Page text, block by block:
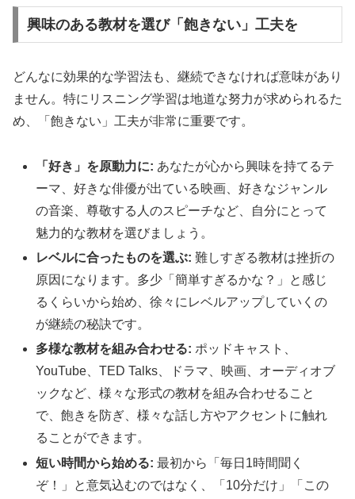
興味のある教材を選び「飽きない」工夫を
どんなに効果的な学習法も、継続できなければ意味があり
ません。特にリスニング学習は地道な努力が求められるた
め、「飽きない」工夫が非常に重要です。
「好き」を原動力に: あなたが心から興味を持てるテ
ーマ、好きな俳優が出ている映画、好きなジャンル
の音楽、尊敬する人のスピーチなど、自分にとって
魅力的な教材を選びましょう。
レベルに合ったものを選ぶ: 難しすぎる教材は挫折の
原因になります。多少「簡単すぎるかな？」と感じ
るくらいから始め、徐々にレベルアップしていくの
が継続の秘訣です。
多様な教材を組み合わせる: ポッドキャスト、
YouTube、TED Talks、ドラマ、映画、オーディオブ
ックなど、様々な形式の教材を組み合わせること
で、飽きを防ぎ、様々な話し方やアクセントに触れ
ることができます。
短い時間から始める: 最初から「毎日1時間聞く
ぞ！」と意気込むのではなく、「10分だけ」「この